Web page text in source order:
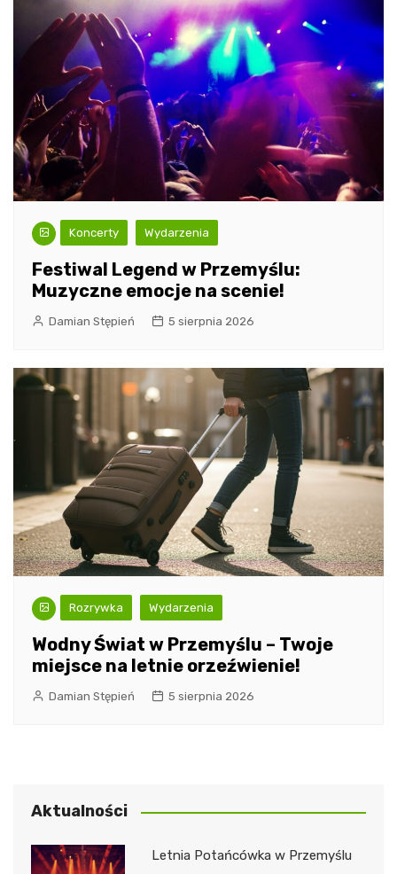
Koncerty Wydarzenia
Festiwal Legend w Przemyślu:
Muzyczne emocje na scenie!
Damian Stępień 5 sierpnia 2026
Rozrywka Wydarzenia
Wodny Świat w Przemyślu – Twoje
miejsce na letnie orzeźwienie!
Damian Stępień 5 sierpnia 2026
Aktualności
Letnia Potańcówka w Przemyślu